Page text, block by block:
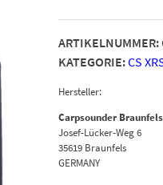
ARTIKELNUMMER:
KATEGORIE:CS
Hersteller:
Carpsounder
Josef-Lücker-Weg 6
35619 Braunfels
GERMANY